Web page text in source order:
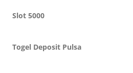
Slot 5000
Togel Deposit Pulsa